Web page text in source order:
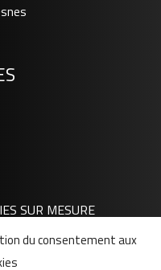
du consentement aux
SUR MESURE